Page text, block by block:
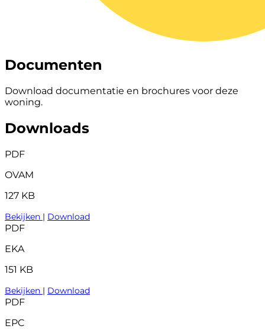
Documenten
Download documentatie en brochures voor deze
woning.
Downloads
PDF
OVAM
127 KB
Bekijken | Download
PDF
EKA
151 KB
Bekijken | Download
PDF
EPC